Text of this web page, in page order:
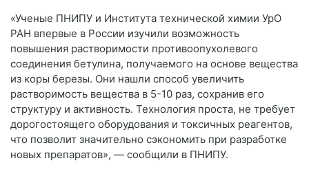
«Ученые ПНИПУ и Института технической химии УрО
РАН впервые в России изучили возможность
повышения растворимости противоопухолевого
соединения бетулина, получаемого на основе вещества
из коры березы. Они нашли способ увеличить
растворимость вещества в 5-10 раз, сохранив его
структуру и активность. Технология проста, не требует
дорогостоящего оборудования и токсичных реагентов,
что позволит значительно сэкономить при разработке
новых препаратов», — сообщили в ПНИПУ.